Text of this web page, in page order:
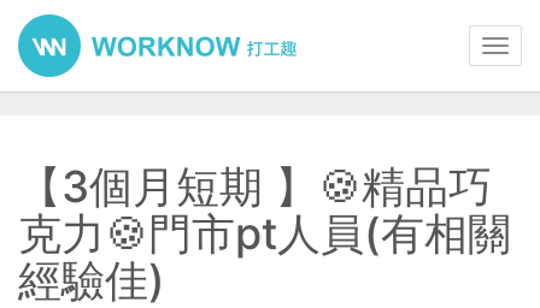
【3個月短期 】🍪精品巧
克力🍪門市pt人員(有相關
經驗佳)